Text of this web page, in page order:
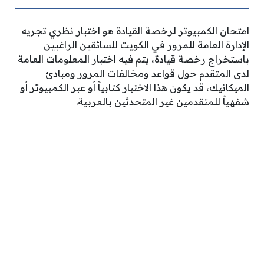
امتحان الكمبيوتر لرخصة القيادة هو اختبار نظري تجريه
الإدارة العامة للمرور في الكويت للسائقين الراغبين
باستخراج رخصة قيادة، يتم فيه اختبار المعلومات العامة
لدى المتقدم حول قواعد ومخالفات المرور ومبادئ
الميكانيك، قد يكون هذا الاختبار كتابياً أو عبر الكمبيوتر أو
شفهياً للمتقدمين غير المتحدثين بالعربية.